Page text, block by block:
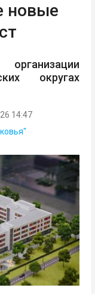
новые
округах
14:47